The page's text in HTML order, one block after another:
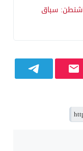
سباق